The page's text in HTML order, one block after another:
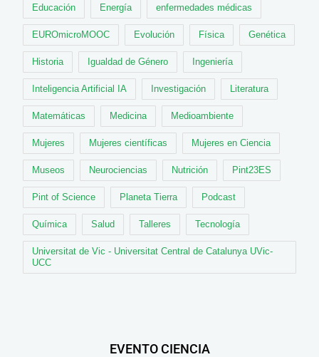
Educación Energía enfermedades médicas
EUROmicroMOOC Evolución Física Genética
Historia Igualdad de Género Ingeniería
Inteligencia Artificial IA Investigación Literatura
Matemáticas Medicina Medioambiente
Mujeres Mujeres científicas Mujeres en Ciencia
Museos Neurociencias Nutrición Pint23ES
Pint of Science Planeta Tierra Podcast
Química Salud Talleres Tecnología
Universitat de Vic - Universitat Central de Catalunya UVic-
UCC
EVENTO CIENCIA